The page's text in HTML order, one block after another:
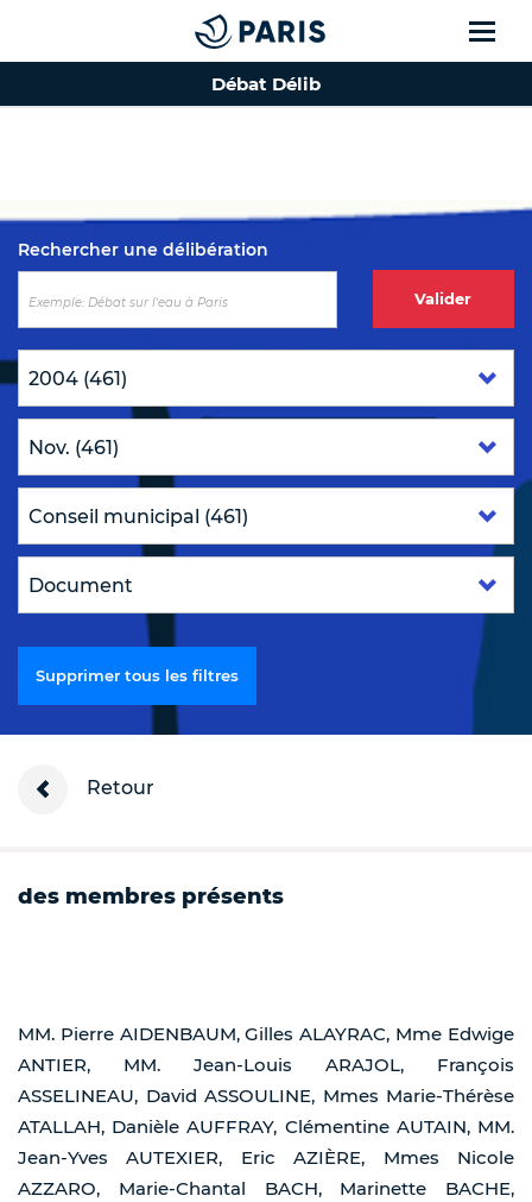
Top of the page
Débat Délib
Rechercher une délibération
Valider
Supprimer tous les filtres
Retour
des membres présents
MM. Pierre AIDENBAUM, Gilles ALAYRAC, Mme Edwige
ANTIER, MM. Jean-Louis ARAJOL, François
ASSELINEAU, David ASSOULINE, Mmes Marie-Thérèse
ATALLAH, Danièle AUFFRAY, Clémentine AUTAIN, MM.
Jean-Yves AUTEXIER, Eric AZIÈRE, Mmes Nicole
AZZARO, Marie-Chantal BACH, Marinette BACHE,